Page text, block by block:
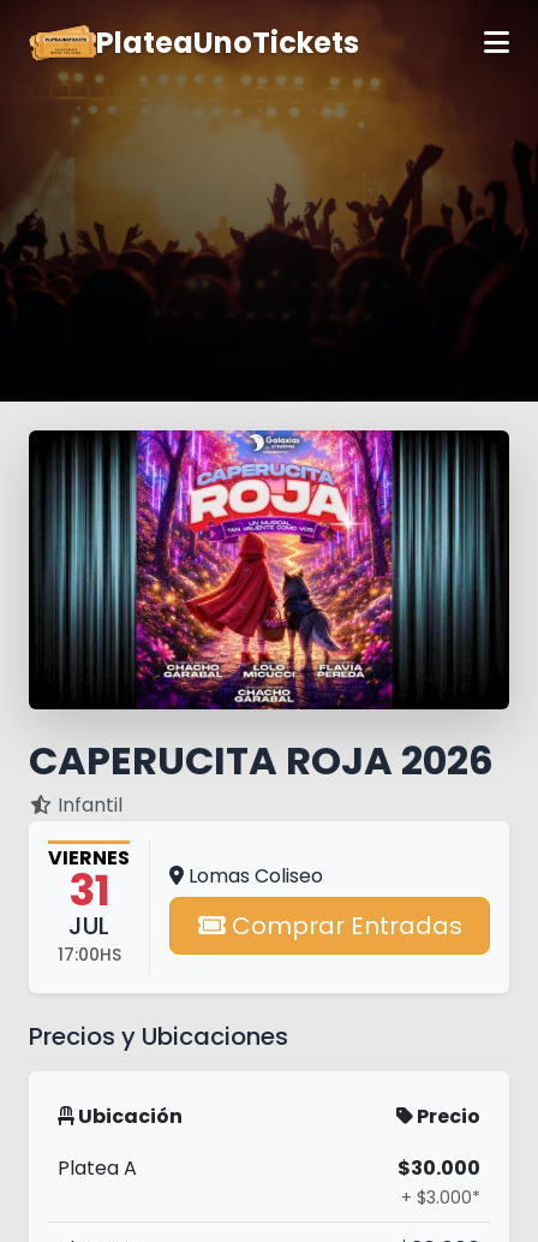
PlateaUnoTickets
CAPERUCITA ROJA 2026
Infantil
VIERNES
31
JUL
17:00HS
Lomas Coliseo
Comprar Entradas
Precios y Ubicaciones
Ubicación
Precio
Platea A
$30.000
+ $3.000*